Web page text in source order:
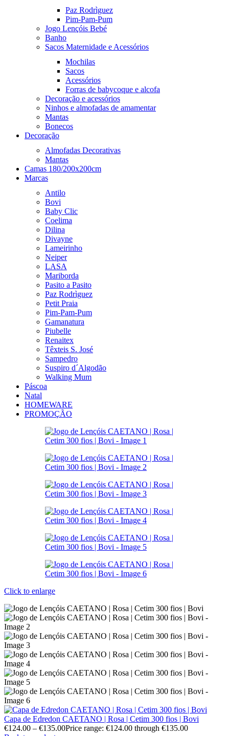
Paz Rodrìguez
Pim-Pam-Pum
Jogo Lençóis Bebé
Banho
Sacos Maternidade e Acessórios
Mochilas
Sacos
Acessórios
Forras de babycoque e alcofa
Decoração e acessórios
Ninhos e almofadas de amamentar
Mantas
Bonecos
Decoração
Almofadas Decorativas
Mantas
Camas 180/200x200cm
Marcas
Antilo
Bovi
Baby Clic
Coelima
Dilina
Divayne
Lameirinho
Neiper
LASA
Mariborda
Pasito a Pasito
Paz Rodrìguez
Petit Praia
Pim-Pam-Pum
Gamanatura
Piubelle
Renaitex
Têxteis S. José
Sampedro
Suspiro d´Algodão
Walking Mum
Páscoa
Natal
HOMEWARE
PROMOÇÃO
Click to enlarge
Capa de Edredon CAETANO | Rosa | Cetim 300 fios | Bovi
€124.00 – €135.00Price range: €124.00 through €135.00